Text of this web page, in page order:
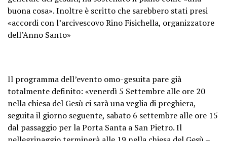
buona cosa». Inoltre è scritto che sarebbero stati presi
«accordi con l’arcivescovo Rino Fisichella, organizzatore
dell’Anno Santo»
Il programma dell’evento omo-gesuita pare già
totalmente definito: «venerdì 5 Settembre alle ore 20
nella chiesa del Gesù ci sarà una veglia di preghiera,
seguita il giorno seguente, sabato 6 settembre alle ore 15
dal passaggio per la Porta Santa a San Pietro. Il